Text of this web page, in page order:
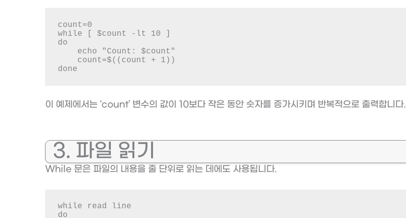
count=0
while [ $count -lt 10 ]
do
done
이 예제에서는 ‘count’ 변수의 값이 10보다 작은 동안 숫자를 증가시키며 반복적으로 출력합니다.
3. 파일 읽기
While 문은 파일의 내용을 줄 단위로 읽는 데에도 사용됩니다.
while read line
do